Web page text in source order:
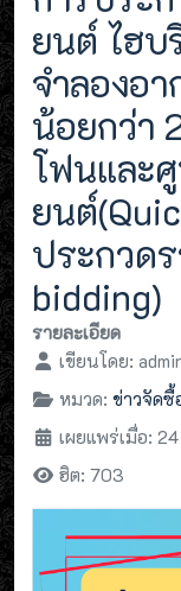
ยนต์ ไฮบ
จำลองอ
น้อยกว่า
โฟนและ
ยนต์
ประกวด
bidding)
รายละเอียด
เขียนโดย:
หมวด: ข่าวจัดซื้
เผยแพร่เมื่อ:
ฮิต: 703